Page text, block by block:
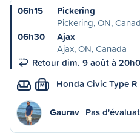
06h15
Pickering
Pickering, ON,
06h30
Ajax
Ajax, ON, Canada
Retour dim. 9 août à
M Honda Civic Type R
Gaurav Pas